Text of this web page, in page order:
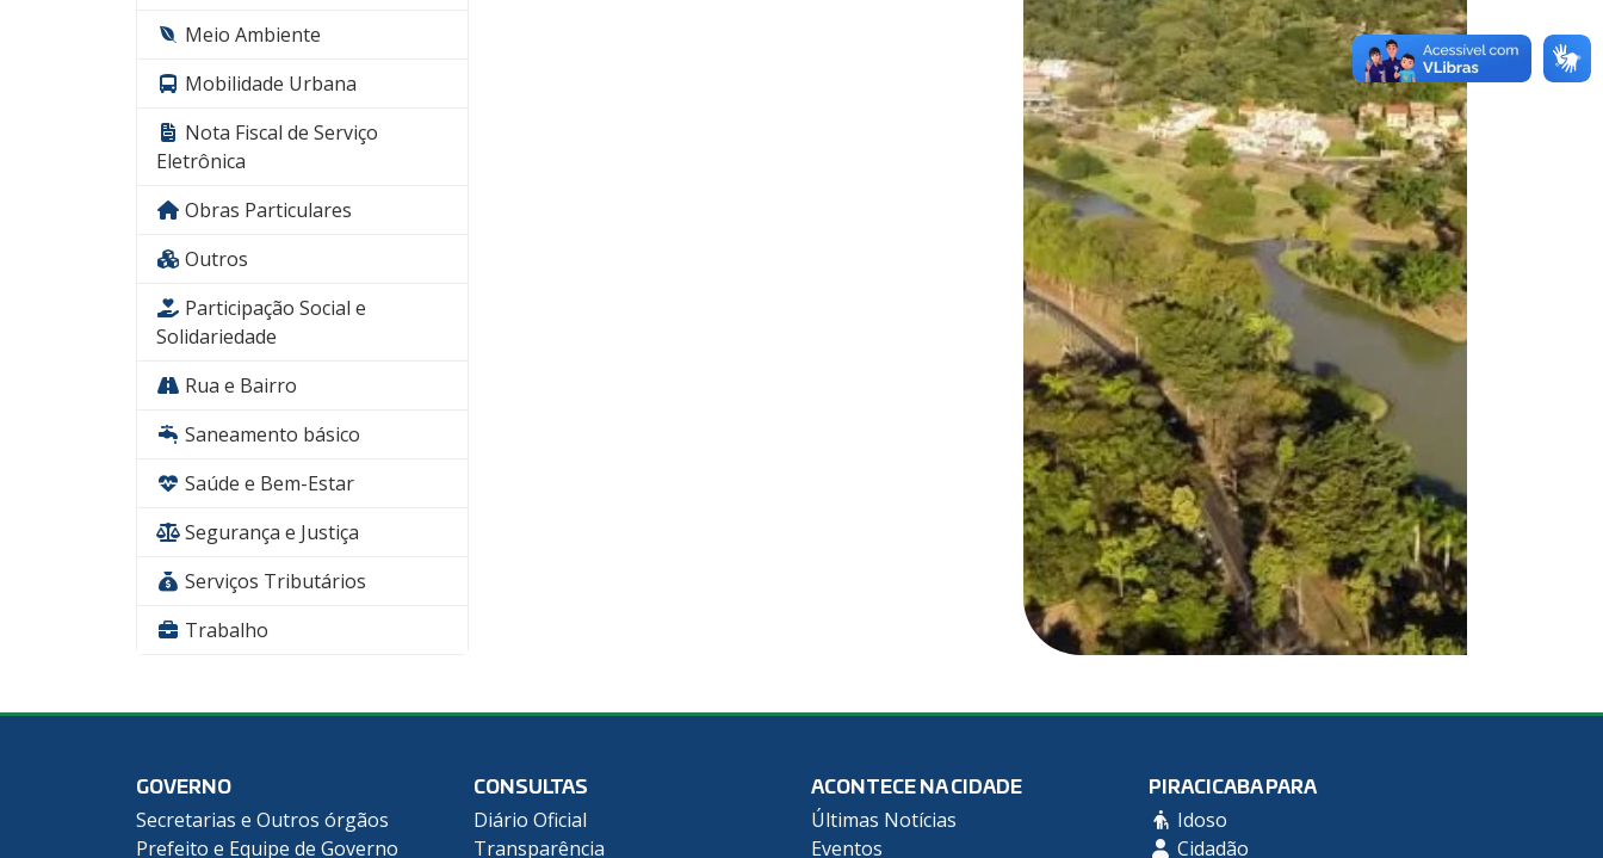
Meio Ambiente
Mobilidade Urbana
Nota Fiscal de Serviço
Eletrônica
Obras Particulares
Outros
Participação Social e
Solidariedade
Rua e Bairro
Saneamento básico
Saúde e Bem-Estar
Segurança e Justiça
Serviços Tributários
Trabalho
GOVERNO
Secretarias e Outros órgãos
Prefeito e Equipe de Governo
CONSULTAS
Diário Oficial
Transparência
ACONTECE NA CIDADE
Últimas Notícias
Eventos
PIRACICABA PARA
Idoso
Cidadão